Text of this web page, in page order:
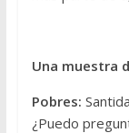
Una muestra
Pobres:
¿Puedo